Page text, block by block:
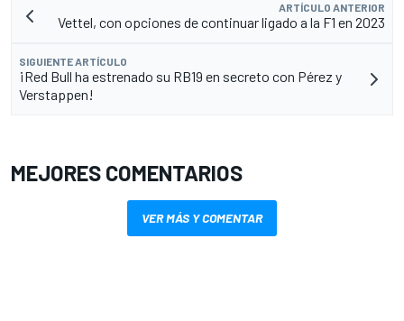
ARTÍCULO ANTERIOR
Vettel, con opciones de continuar ligado a la F1 en 2023
SIGUIENTE ARTÍCULO
¡Red Bull ha estrenado su RB19 en secreto con Pérez y
Verstappen!
MEJORES COMENTARIOS
VER MÁS Y COMENTAR